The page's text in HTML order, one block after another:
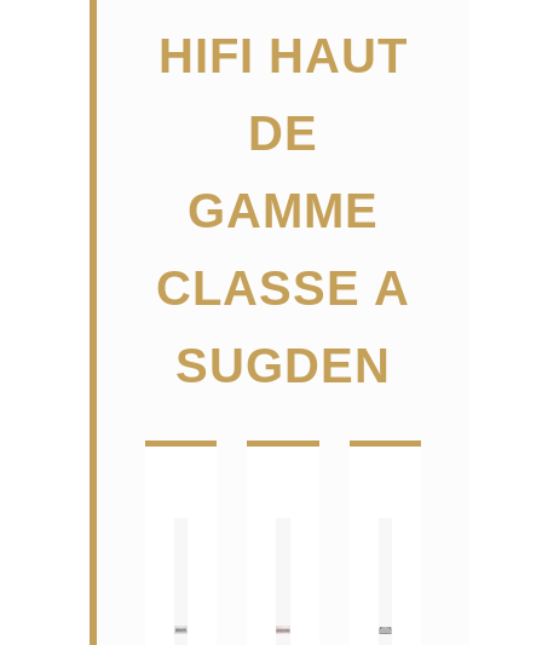
HIFI HAUT
DE
GAMME
CLASSE A
SUGDEN